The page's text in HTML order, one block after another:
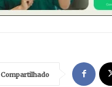
Compartilhado